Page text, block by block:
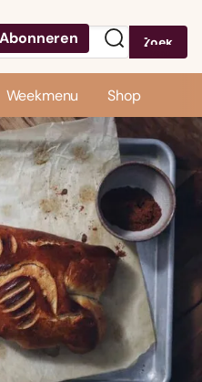
Abonneren Zoek
Weekmenu Shop